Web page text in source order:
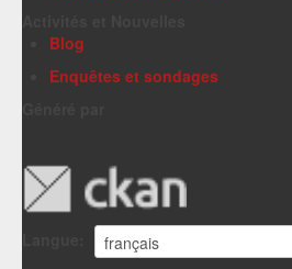
Blog
Enquêtes et sondages